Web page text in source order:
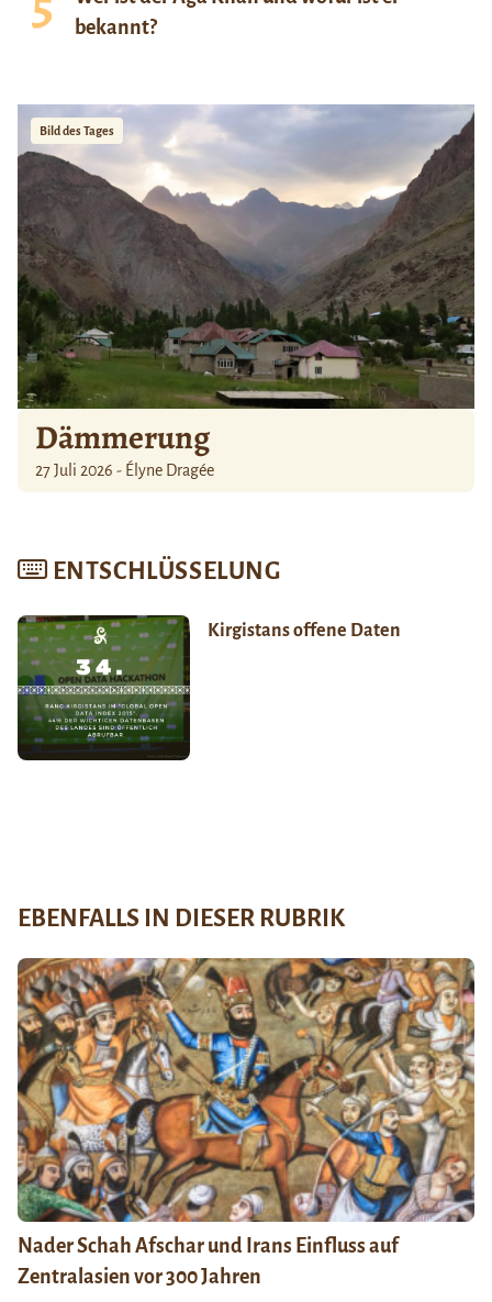
bekannt?
Bild des Tages
Dämmerung
27 Juli 2026 - Élyne Dragée
ENTSCHLÜSSELUNG
Kirgistans offene Daten
EBENFALLS IN DIESER RUBRIK
Nader Schah Afschar und Irans Einfluss auf
Zentralasien vor 300 Jahren